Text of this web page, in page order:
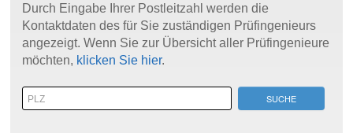
Durch Eingabe Ihrer Postleitzahl werden die
Kontaktdaten des für Sie zuständigen Prüfingenieurs
angezeigt. Wenn Sie zur Übersicht aller Prüfingenieure
möchten, klicken Sie hier.
SUCHE